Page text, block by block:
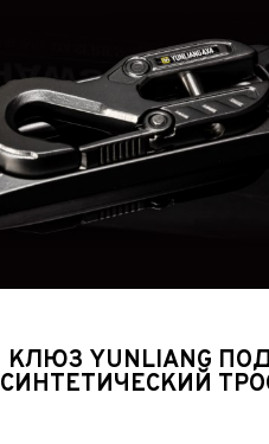
КЛЮЗ YUNLIANG
СИНТЕТИЧЕСКИЙ